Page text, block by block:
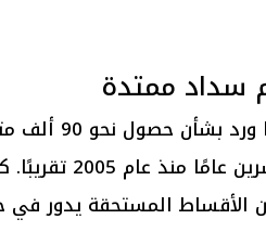
تضمن طلب الإحاطة
نظم سداد امتدت لما يقرب